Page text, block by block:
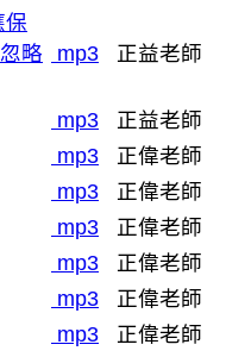
保
略
mp3 正益老師
mp3
正益老師
mp3
正偉老師
mp3
正偉老師
mp3
正偉老師
mp3
正偉老師
mp3
正偉老師
mp3 正偉老師